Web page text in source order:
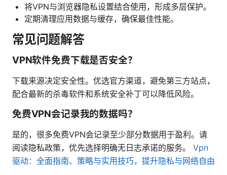
将VPN与浏览器隐私设置结合使用，形成多层保护。
定期清理应用数据与缓存，确保最佳性能。
常见问题解答
VPN软件免费下载是否安全？
下载来源决定安全性。优选官方渠道，避免第三方站点，
配合最新的杀毒软件和系统安全补丁可以降低风险。
免费VPN会记录我的数据吗？
是的，很多免费VPN会记录至少部分数据用于盈利。请
阅读隐私政策，优先选择明确无日志承诺的服务。 Vpn
驱动：全面指南、策略与实用技巧，提升隐私与网络自由